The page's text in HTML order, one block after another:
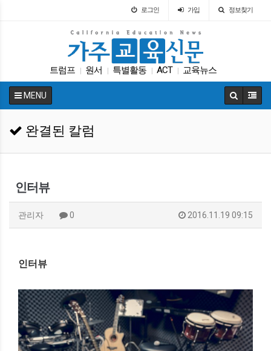
로그인 가입 정보찾기
트럼프 원서 특별활동 ACT 교육뉴스
| 교육구 가주교육부 인터뷰 팝사 차터스쿨
MENU
완결된 칼럼
인터뷰
관리자 0 2016.11.19 09:15
인터뷰